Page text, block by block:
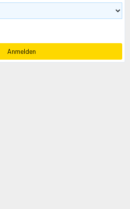
Anmelden